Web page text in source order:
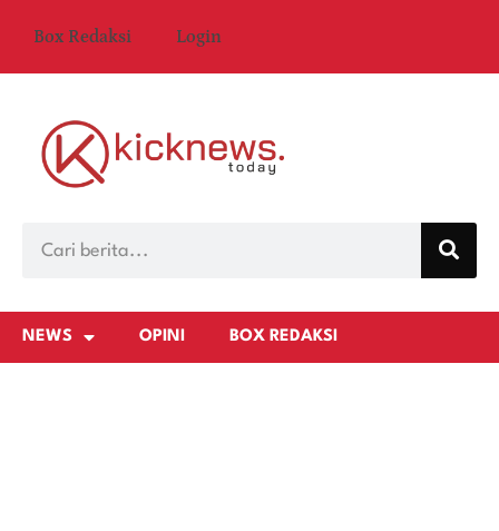
Box Redaksi Login
NEWS OPINI BOX REDAKSI